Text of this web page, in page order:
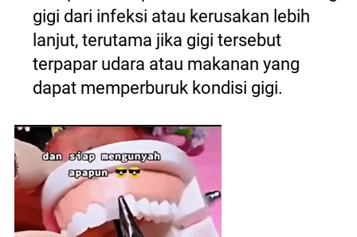
gigi dari infeksi atau kerusakan lebih
lanjut, terutama jika gigi tersebut
terpapar udara atau makanan yang
dapat memperburuk kondisi gigi.